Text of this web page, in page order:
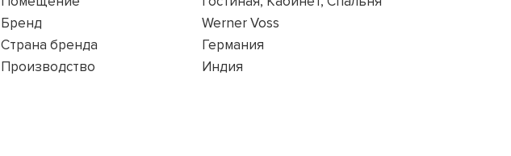
Бренд
Werner Voss
Страна бренда
Германия
Производство
Индия